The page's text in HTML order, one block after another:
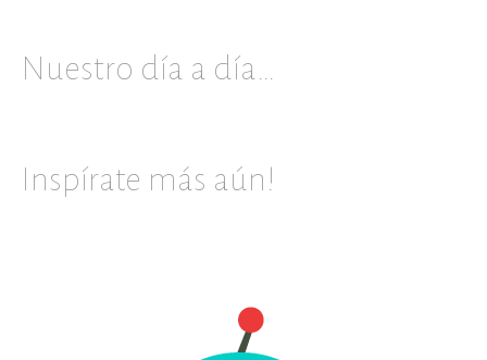
Nuestro día a día…
Inspírate más aún!